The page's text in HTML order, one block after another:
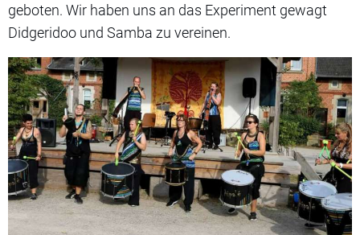
geboten. Wir haben uns an das Experiment gewagt
Didgeridoo und Samba zu vereinen.